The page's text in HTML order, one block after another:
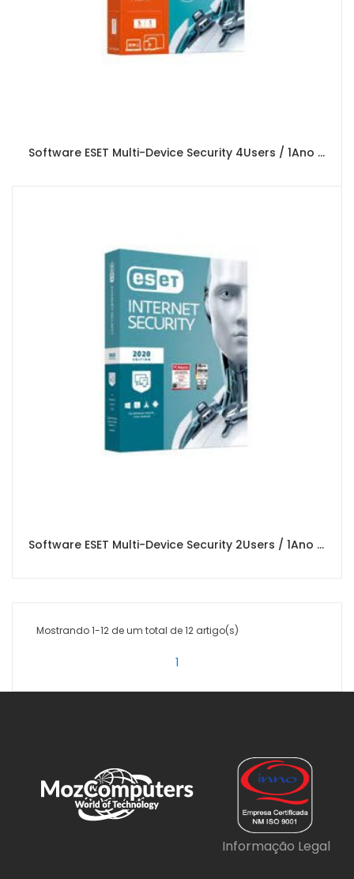
Software ESET Multi-Device Security 4Users / 1Ano (Box Version)
Software ESET Multi-Device Security 2Users / 1Ano (Box Version)
Mostrando 1-12 de um total de 12 artigo(s)
1
Informação Legal